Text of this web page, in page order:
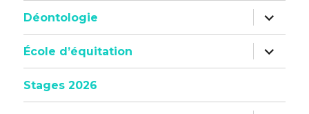
Déontologie
ouvrir
le
sous-
menu
École d’équitation
ouvrir
le
sous-
Stages 2026